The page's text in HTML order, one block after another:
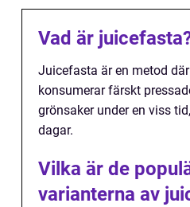
Vad är
Juicefasta är en metod
konsumerar färskt
grönsaker under en viss
dagar.
Vilka är de
varianterna av